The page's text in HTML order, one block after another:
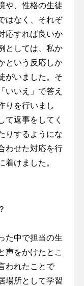
や、性格の生徒
はなく、それぞ
応すれば良いか
としては、私か
という反応しか
がいました。そ
いいえ」で答え
りを行いまし
て返事をしてく
りするようにな
わせた対応を行
着けました。
た中で担当の生
声をかけたとこ
われたことで
場所として学習